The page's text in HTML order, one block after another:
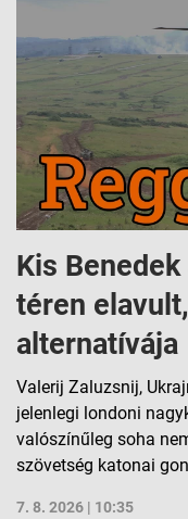
Kis
téren
alternatívája
Valerij Zaluzsnij,
jelenlegi londoni
valószínűleg soha
szövetség katonai
7. 8. 2026 | 10:35